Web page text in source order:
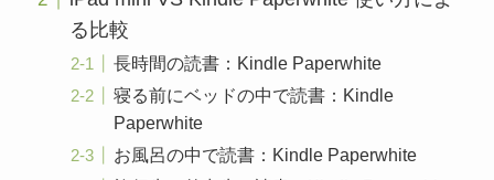
る比較
長時間の読書：Kindle Paperwhite
寝る前にベッドの中で読書：Kindle
Paperwhite
お風呂の中で読書：Kindle Paperwhite